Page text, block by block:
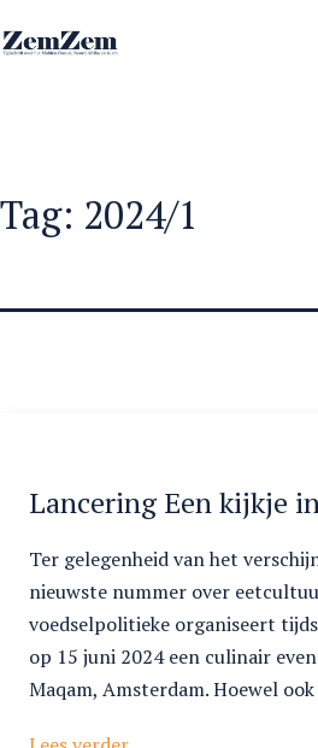
naar
Tag: 2024/1
Lancering Een kijkje
Ter gelegenheid van het
nieuwste nummer over
voedselpolitieke organiseert
op 15 juni 2024 een culinair
Maqam, Amsterdam. Hoewel